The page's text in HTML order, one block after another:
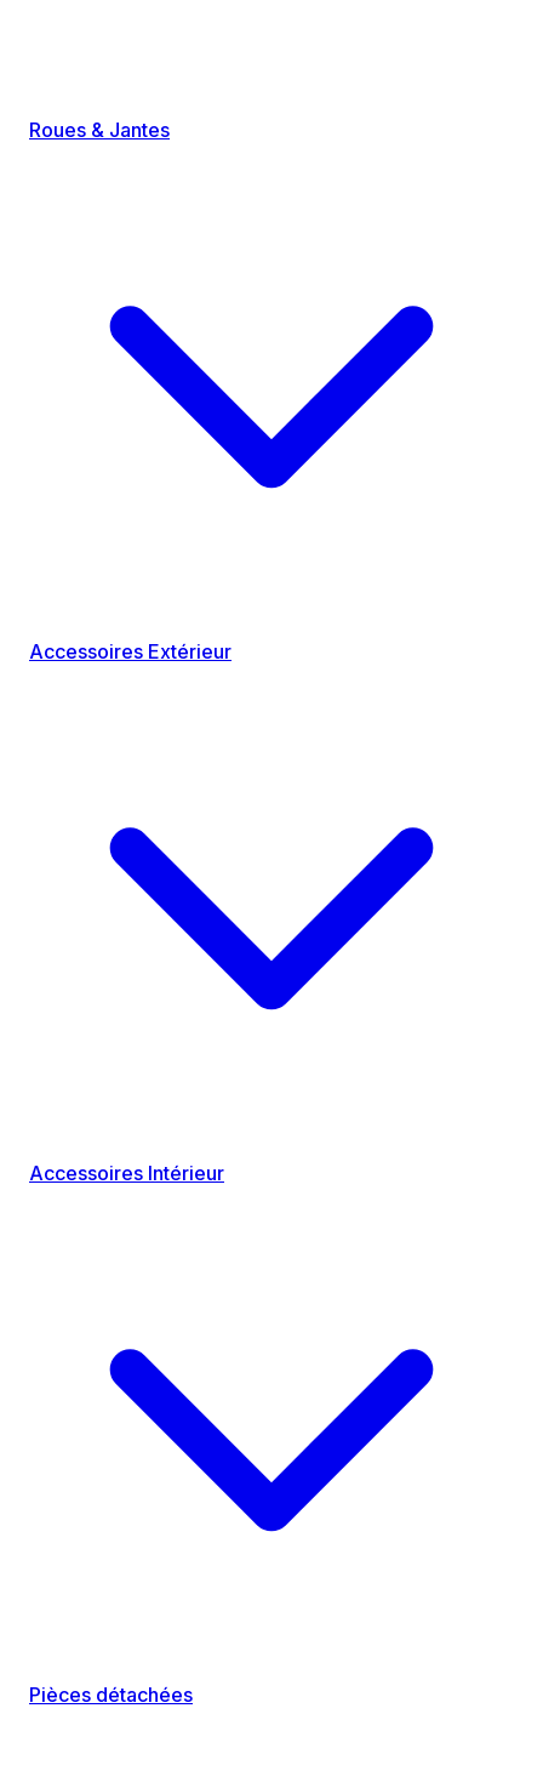
Roues & Jantes
Accessoires Extérieur
Accessoires Intérieur
Pièces détachées